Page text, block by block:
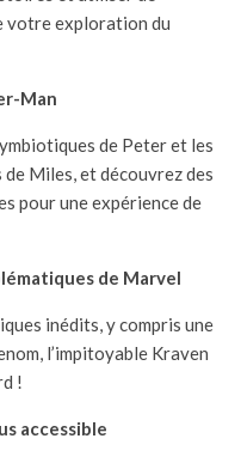
votre exploration du
Man
de Peter et les
Miles, et découvrez des
pour une expérience de
de Marvel
inédits, y compris une
l’impitoyable Kraven
!
accessible